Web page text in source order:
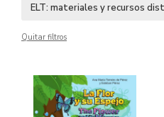
ELT: materiales y recursos
Quitar filtros